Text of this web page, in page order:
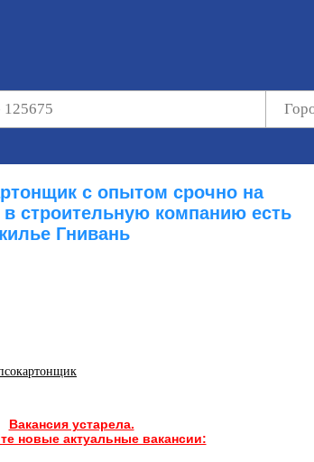
с опытом срочно на
строительную компанию есть
Гнивань
Вакансия устарела.
новые актуальные вакансии: